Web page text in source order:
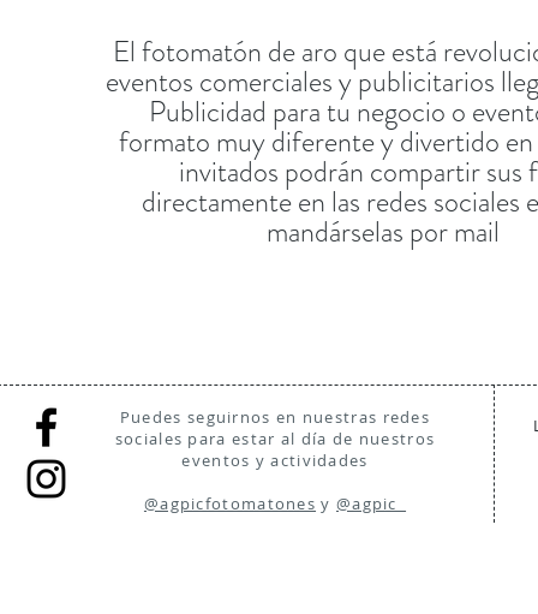
El fotomatón de aro que está
eventos comerciales y publicitarios
Publicidad para tu negocio o
formato muy diferente y divertido
invitados podrán compartir sus
directamente en las redes sociales
mandárselas por mail
Puedes seguirnos en nuestras redes
sociales para estar al día de nuestros
eventos y actividades
@agpicfotomatones y @agpic_